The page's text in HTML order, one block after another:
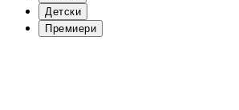
Детски
Премиери